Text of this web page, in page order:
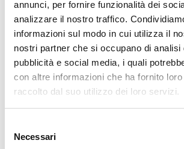
annunci, per fornire funzionalità dei
analizzare il nostro traffico.
informazioni sul modo in cui utilizza il
nostri partner che si occupano di analisi
pubblicità e social media, i quali
con altre informazioni che ha fornito
raccolto dal suo utilizzo dei loro servizi.
delNecessari